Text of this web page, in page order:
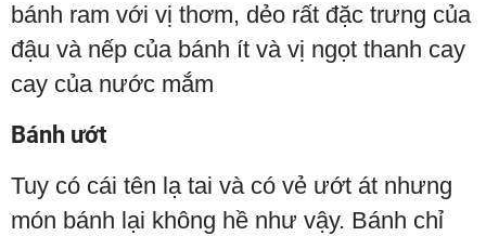
bánh ram với vị thơm, dẻo rất đặc trưng của
đậu và nếp của bánh ít và vị ngọt thanh cay
cay của nước mắm
Bánh ướt
Tuy có cái tên lạ tai và có vẻ ướt át nhưng
món bánh lại không hề như vậy. Bánh chỉ